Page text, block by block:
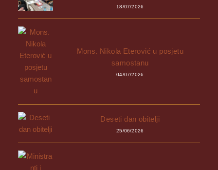
18/07/2026
Mons. Nikola Eterović u posjetu
samostanu
04/07/2026
Deseti dan obitelji
25/06/2026